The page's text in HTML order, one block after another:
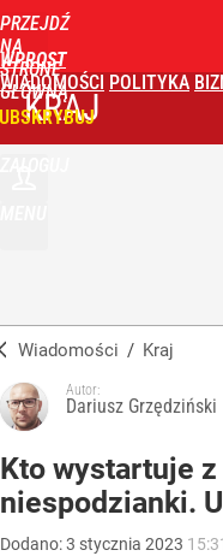
PRZEJDŹ
NA
STRONĘ
GŁÓWNĄ
WPROST
WIADOMOŚCI POLITYKA
KRAJ
Wiadomości / Kraj
Autor:
Dariusz Grzędziński
Kto wystartuje
niespodzianki.
Dodano:3 stycznia 2023